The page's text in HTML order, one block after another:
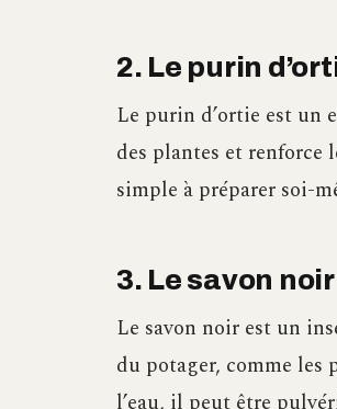
2. Le purin
Le purin d’ortie est un
des plantes et renforce
simple à préparer soi-
3. Le savon noir
Le savon noir est un
du potager, comme les